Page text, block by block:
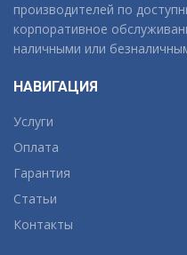
производителей по
корпоративное
наличными или
НАВИГАЦИЯ
Услуги
Оплата
Гарантия
Статьи
Контакты